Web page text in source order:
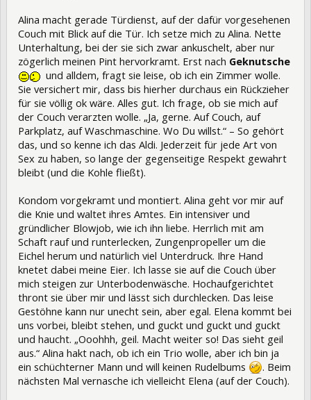
Alina macht gerade Türdienst, auf der dafür vorgesehenen
Couch mit Blick auf die Tür. Ich setze mich zu Alina. Nette
Unterhaltung, bei der sie sich zwar ankuschelt, aber nur
zögerlich meinen Pint hervorkramt. Erst nach Geknutsche
und alldem, fragt sie leise, ob ich ein Zimmer wolle.
Sie versichert mir, dass bis hierher durchaus ein Rückzieher
für sie völlig ok wäre. Alles gut. Ich frage, ob sie mich auf
der Couch verarzten wolle. „Ja, gerne. Auf Couch, auf
Parkplatz, auf Waschmaschine. Wo Du willst.“ – So gehört
das, und so kenne ich das Aldi. Jederzeit für jede Art von
Sex zu haben, so lange der gegenseitige Respekt gewahrt
bleibt (und die Kohle fließt).
Kondom vorgekramt und montiert. Alina geht vor mir auf
die Knie und waltet ihres Amtes. Ein intensiver und
gründlicher Blowjob, wie ich ihn liebe. Herrlich mit am
Schaft rauf und runterlecken, Zungenpropeller um die
Eichel herum und natürlich viel Unterdruck. Ihre Hand
knetet dabei meine Eier. Ich lasse sie auf die Couch über
mich steigen zur Unterbodenwäsche. Hochaufgerichtet
thront sie über mir und lässt sich durchlecken. Das leise
Gestöhne kann nur unecht sein, aber egal. Elena kommt bei
uns vorbei, bleibt stehen, und guckt und guckt und guckt
und haucht. „Ooohhh, geil. Macht weiter so! Das sieht geil
aus.“ Alina hakt nach, ob ich ein Trio wolle, aber ich bin ja
ein schüchterner Mann und will keinen Rudelbums
. Beim
nächsten Mal vernasche ich vielleicht Elena (auf der Couch).